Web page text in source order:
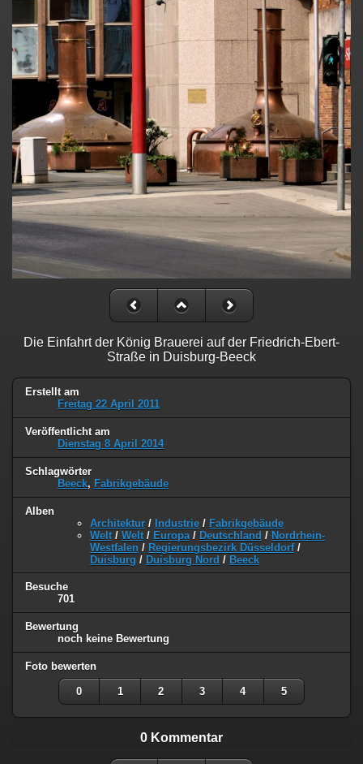
Die Einfahrt der König Brauerei auf der Friedrich-Ebert-
Straße in Duisburg-Beeck
Erstellt am
Freitag 22 April 2011
Veröffentlicht am
Dienstag 8 April 2014
Schlagwörter
Beeck, Fabrikgebäude
Alben
Architektur / Industrie / Fabrikgebäude
Welt / Welt / Europa / Deutschland / Nordrhein-
Westfalen / Regierungsbezirk Düsseldorf/
Duisburg / Duisburg Nord / Beeck
Besuche
701
Bewertung
noch keine Bewertung
Foto bewerten
0 1 2 3 4 5
0 Kommentar